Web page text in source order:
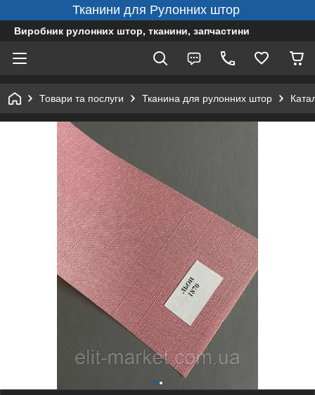
Тканини для Рулонних штор
Виробник рулонних штор, тканини, запчастини
Товари та послуги Тканина для рулонних штор